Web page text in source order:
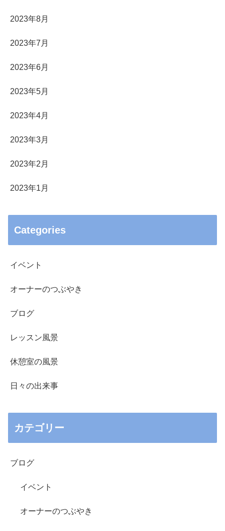
2023年8月
2023年7月
2023年6月
2023年5月
2023年4月
2023年3月
2023年2月
2023年1月
Categories
イベント
オーナーのつぶやき
ブログ
レッスン風景
休憩室の風景
日々の出来事
カテゴリー
ブログ
イベント
オーナーのつぶやき